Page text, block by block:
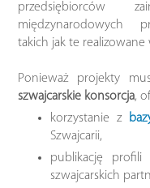
przedsiębiorców
międzynarodowych
takich jak te
Ponieważ projekty
szwajcarskie konsorcja,
korzystanie z
Szwajcarii,
publikację profili
szwajcarskich